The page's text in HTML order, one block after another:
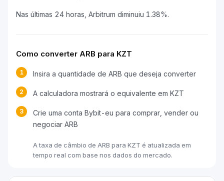
Nas últimas 24 horas, Arbitrum diminuiu 1.38%.
Como converter ARB para KZT
1 Insira a quantidade de ARB que deseja converter
2 A calculadora mostrará o equivalente em KZT
3
Crie uma conta Bybit-eu para comprar, vender ou
negociar ARB
A taxa de câmbio de ARB para KZT é atualizada em
tempo real com base nos dados do mercado.